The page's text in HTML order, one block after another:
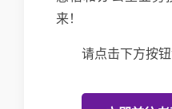
来！
请点击下方按钮